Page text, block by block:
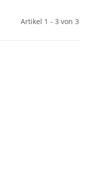
Artikel 1 - 3 von 3